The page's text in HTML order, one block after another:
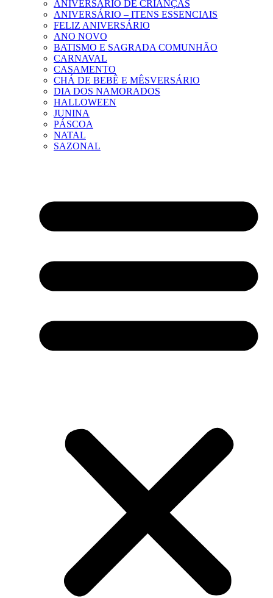
ANIVERSÁRIO DE CRIANÇAS
ANIVERSÁRIO – ITENS ESSENCIAIS
FELIZ ANIVERSÁRIO
ANO NOVO
BATISMO E SAGRADA COMUNHÃO
CARNAVAL
CASAMENTO
CHÁ DE BEBÊ E MÊSVERSÁRIO
DIA DOS NAMORADOS
HALLOWEEN
JUNINA
PÁSCOA
NATAL
SAZONAL